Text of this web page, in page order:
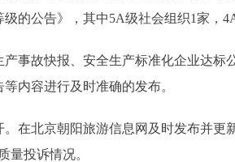
的公告》，其中5A级社会组织1家，
故快报、安全生产标准化企业达标
内容进行及时准确的发布。
北京朝阳旅游信息网及时发布并更
量投诉情况。